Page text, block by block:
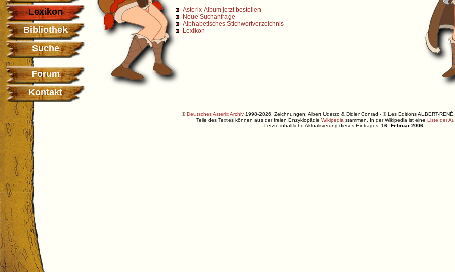
Lexikon
Bibliothek
Suche
Forum
Kontakt
Asterix-Album jetzt bestellen
Neue Suchanfrage
Alphabetisches Stichwortverzeichnis
Lexikon
©Deutsches Asterix Archiv1998-2026, Zeichnungen: Albert Uderzo & Didier Conrad - © Les Editions ALBERT-RENÉ,
Teile des Textes können aus der freien Enzyklopädie Wikipedia stammen. In der Wikipedia ist eine Liste der
Letzte inhaltliche Aktualisierung dieses Eintrages: 16. Februar 2006